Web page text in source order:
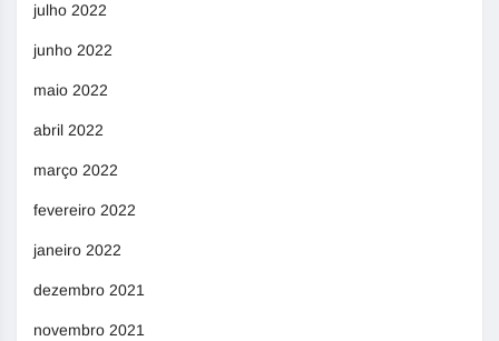
julho 2022
junho 2022
maio 2022
abril 2022
março 2022
fevereiro 2022
janeiro 2022
dezembro 2021
novembro 2021